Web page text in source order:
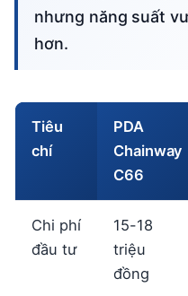
nhưng năng suất
hơn.
Tiêu
chí
PDA
Chainway
C66
Chi phí
đầu tư
15-18
triệu
đồng